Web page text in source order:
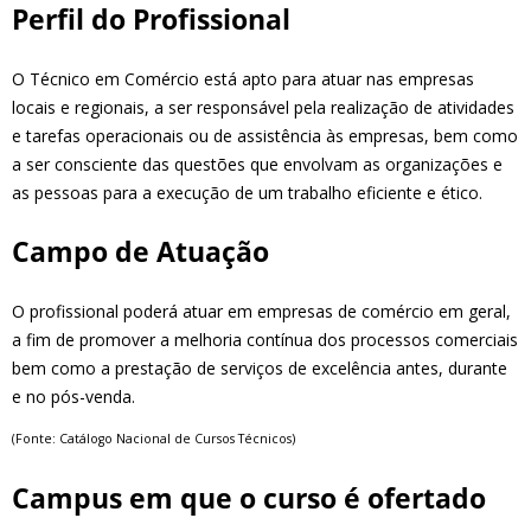
Perfil do Profissional
O Técnico em Comércio está apto para atuar nas empresas
locais e regionais, a ser responsável pela realização de atividades
e tarefas operacionais ou de assistência às empresas, bem como
a ser consciente das questões que envolvam as organizações e
as pessoas para a execução de um trabalho eficiente e ético.
Campo de Atuação
O profissional poderá atuar em empresas de comércio em geral,
a fim de promover a melhoria contínua dos processos comerciais
bem como a prestação de serviços de excelência antes, durante
e no pós-venda.
(Fonte: Catálogo Nacional de Cursos Técnicos)
Campus em que o curso é ofertado